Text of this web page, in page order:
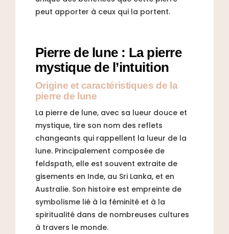
peut apporter à ceux qui la portent.
Pierre de lune : La pierre
mystique de l’intuition
Origine et caractéristiques de la
pierre de lune
La pierre de lune, avec sa lueur douce et
mystique, tire son nom des reflets
changeants qui rappellent la lueur de la
lune. Principalement composée de
feldspath, elle est souvent extraite de
gisements en Inde, au Sri Lanka, et en
Australie. Son histoire est empreinte de
symbolisme lié à la féminité et à la
spiritualité dans de nombreuses cultures
à travers le monde.